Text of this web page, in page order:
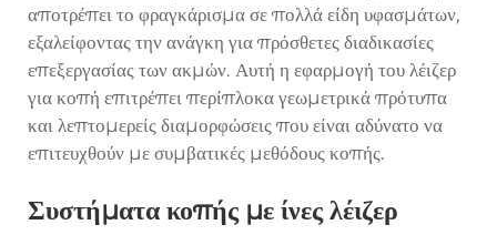
αποτρέπει το φραγκάρισμα σε πολλά είδη υφασμάτων,
εξαλείφοντας την ανάγκη για πρόσθετες διαδικασίες
επεξεργασίας των ακμών. Αυτή η εφαρμογή του λέιζερ
για κοπή επιτρέπει περίπλοκα γεωμετρικά πρότυπα
και λεπτομερείς διαμορφώσεις που είναι αδύνατο να
επιτευχθούν με συμβατικές μεθόδους κοπής.
Συστήματα κοπής με ίνες λέιζερ